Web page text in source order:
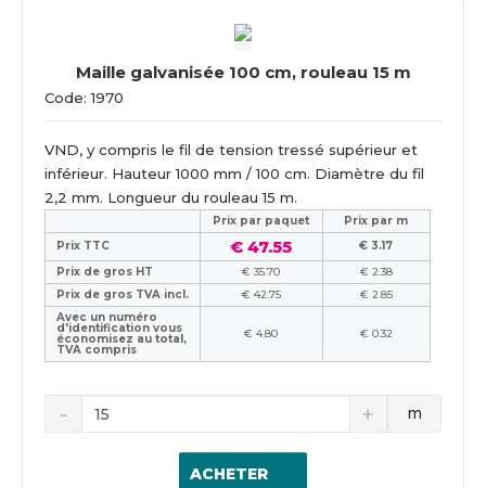
Maille galvanisée 100 cm, rouleau 15 m
Code: 1970
VND, y compris le fil de tension tressé supérieur et
inférieur. Hauteur 1000 mm / 100 cm. Diamètre du fil
2,2 mm. Longueur du rouleau 15 m.
Prix ​​par paquet
Prix par m
Prix TTC
€ 47.55
€ 3.17
Prix de gros HT
€ 35.70
€ 2.38
Prix de gros TVA incl.
€ 42.75
€ 2.85
Avec un numéro
d'identification vous
économisez au total,
TVA compris
€ 4.80 € 0.32
m
ACHETER